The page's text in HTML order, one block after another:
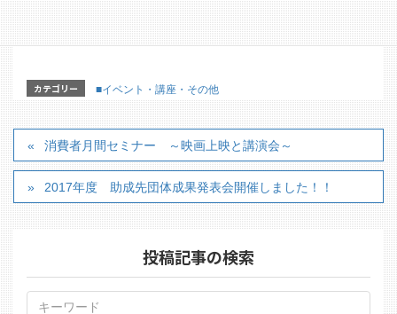
カテゴリー ■イベント・講座・その他
消費者月間セミナー ～映画上映と講演会～
2017年度 助成先団体成果発表会開催しました！！
投稿記事の検索